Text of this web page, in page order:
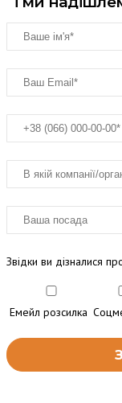
Звідки ви дізналися
Емейл розсилка